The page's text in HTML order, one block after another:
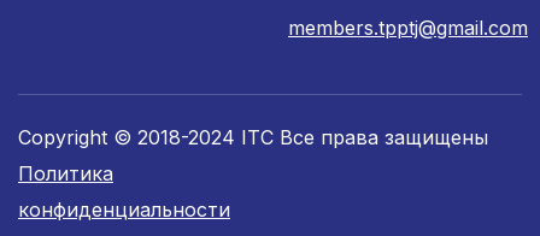
members.tpptj@gmail.com
Copyright © 2018-2024 ITC Все права защищены
Политика
конфиденциальности